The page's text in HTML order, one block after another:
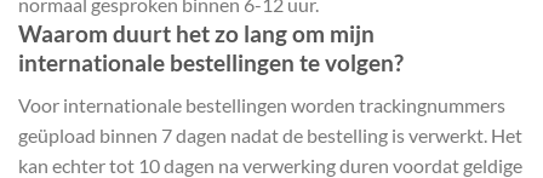
Waarom duurt het zo lang om mijn
internationale bestellingen te volgen?
Voor internationale bestellingen worden trackingnummers
geüpload binnen 7 dagen nadat de bestelling is verwerkt. Het
kan echter tot 10 dagen na verwerking duren voordat geldige